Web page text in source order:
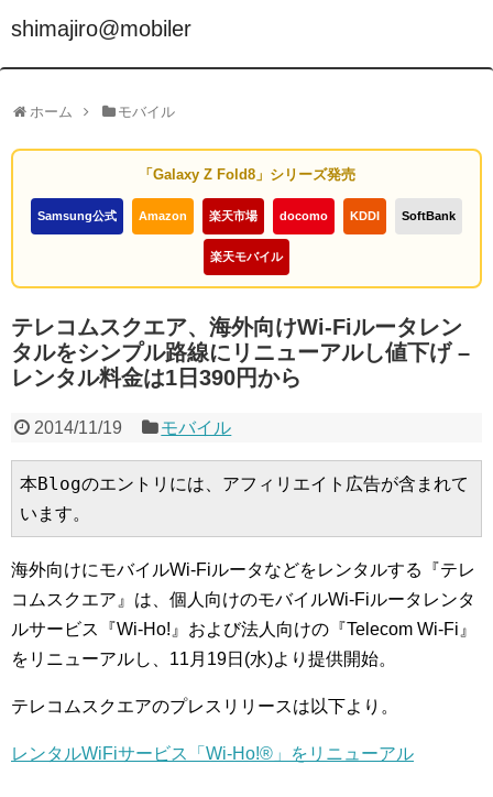
shimajiro@mobiler
ホーム モバイル
「Galaxy Z Fold8」シリーズ発売
Samsung公式 Amazon 楽天市場 docomo KDDI SoftBank
楽天モバイル
テレコムスクエア、海外向けWi-Fiルータレン
タルをシンプル路線にリニューアルし値下げ –
レンタル料金は1日390円から
2014/11/19 モバイル
本Blogのエントリには、アフィリエイト広告が含まれて
います。
海外向けにモバイルWi-Fiルータなどをレンタルする『テレ
コムスクエア』は、個人向けのモバイルWi-Fiルータレンタ
ルサービス『Wi-Ho!』および法人向けの『Telecom Wi-Fi』
をリニューアルし、11月19日(水)より提供開始。
テレコムスクエアのプレスリリースは以下より。
レンタルWiFiサービス「Wi-Ho!®」をリニューアル